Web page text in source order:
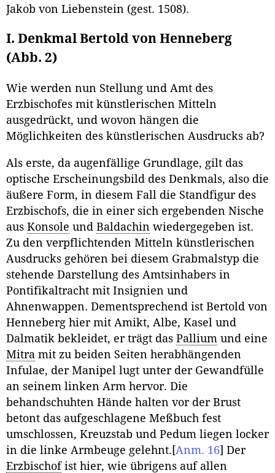
Jakob von Liebenstein (gest. 1508).
I. Denkmal Bertold von Henneberg
(Abb. 2)
Wie werden nun Stellung und Amt des
Erzbischofes mit künstlerischen Mitteln
ausgedrückt, und wovon hängen die
Möglichkeiten des künstlerischen Ausdrucks ab?
Als erste, da augenfällige Grundlage, gilt das
optische Erscheinungsbild des Denkmals, also die
äußere Form, in diesem Fall die Standfigur des
Erzbischofs, die in einer sich ergebenden Nische
aus Konsole und Baldachin wiedergegeben ist.
Zu den verpflichtenden Mitteln künstlerischen
Ausdrucks gehören bei diesem Grabmalstyp die
stehende Darstellung des Amtsinhabers in
Pontifikaltracht mit Insignien und
Ahnenwappen. Dementsprechend ist Bertold von
Henneberg hier mit Amikt, Albe, Kasel und
Dalmatik bekleidet, er trägt das Pallium und eine
Mitra mit zu beiden Seiten herabhängenden
Infulae, der Manipel lugt unter der Gewandfülle
an seinem linken Arm hervor. Die
behandschuhten Hände halten vor der Brust
betont das aufgeschlagene Meßbuch fest
umschlossen, Kreuzstab und Pedum liegen locker
in die linke Armbeuge gelehnt. [Anm. 16] Der
Erzbischofist hier, wie übrigens auf allen